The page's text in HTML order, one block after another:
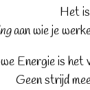
Het
aan wie je
Energie is het
Geen strijd